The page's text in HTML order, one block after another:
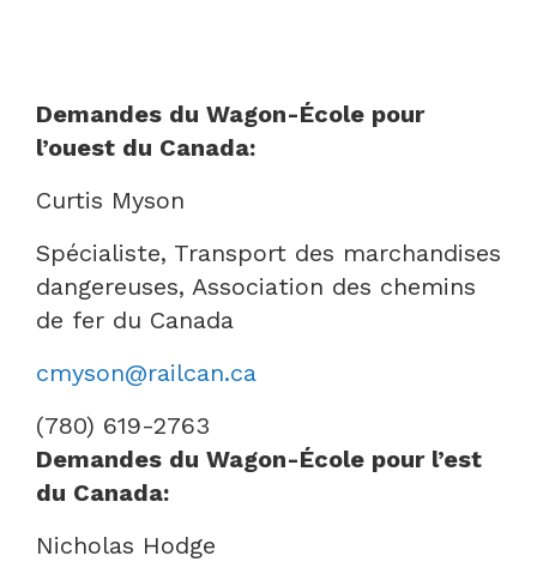
Demandes du Wagon-École pour
l’ouest du Canada:
Curtis Myson
Spécialiste, Transport des marchandises
dangereuses, Association des chemins
de fer du Canada
cmyson@railcan.ca
(780) 619-2763
Demandes du Wagon-École pour l’est
du Canada:
Nicholas Hodge